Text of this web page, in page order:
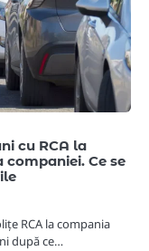
cu RCA la
companiei. Ce se
RCA la compania
după ce…